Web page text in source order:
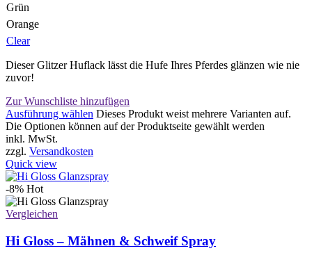
Grün
Orange
Clear
Dieser Glitzer Huflack lässt die Hufe Ihres Pferdes glänzen wie nie
zuvor!
Zur Wunschliste hinzufügen
Ausführung wählen Dieses Produkt weist mehrere Varianten auf.
Die Optionen können auf der Produktseite gewählt werden
inkl. MwSt.
zzgl. Versandkosten
Quick view
-8% Hot
Vergleichen
Hi Gloss – Mähnen & Schweif Spray